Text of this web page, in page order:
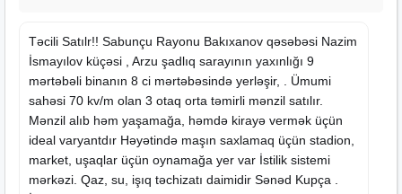
Təcili Satılr!! Sabunçu Rayonu Bakıxanov qəsəbəsi Nazim
İsmayılov küçəsi , Arzu şadlıq sarayının yaxınlığı 9
mərtəbəli binanın 8 ci mərtəbəsində yerləşir, . Ümumi
sahəsi 70 kv/m olan 3 otaq orta təmirli mənzil satılır.
Mənzil alıb həm yaşamağa, həmdə kirayə vermək üçün
ideal varyantdır Həyətində maşın saxlamaq üçün stadion,
market, uşaqlar üçün oynamağa yer var İstilik sistemi
mərkəzi. Qaz, su, işıq təchizatı daimidir Sənəd Kupça .